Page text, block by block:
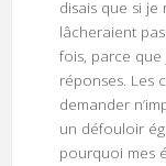
disais que si je
lâcheraient
fois, parce que
réponses. Les
demander
un défouloir
pourquoi mes